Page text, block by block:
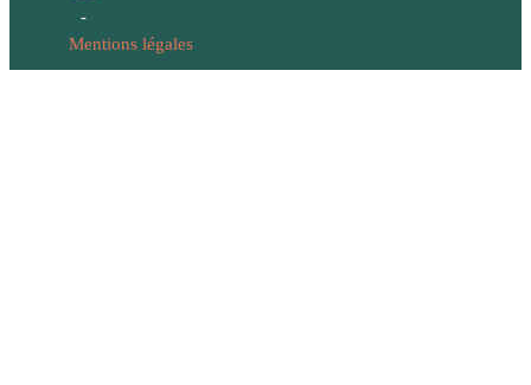
-
Mentions légales